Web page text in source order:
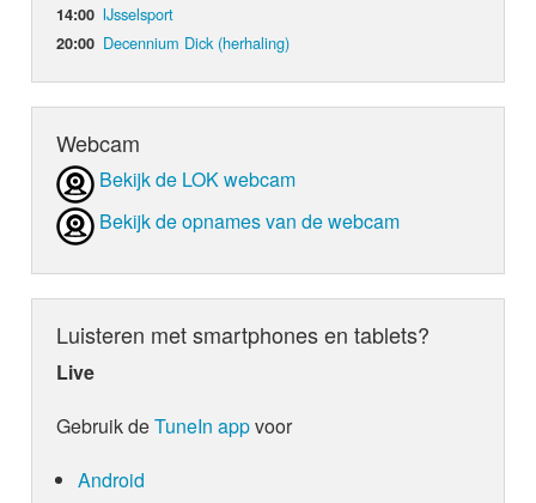
14:00 IJsselsport
20:00 Decennium Dick (herhaling)
Webcam
Bekijk de LOK webcam
Bekijk de opnames van de webcam
Luisteren met smartphones en tablets?
Live
Gebruik deTuneIn appvoor
Android